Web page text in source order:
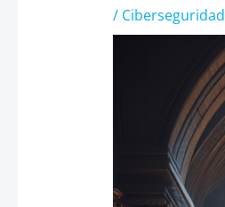
/ Ciberseguridad